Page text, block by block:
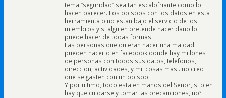
tema “seguridad” sea tan escalofriante como lo
hacen parecer. Los obispos con los datos en esta
herramienta o no estan bajo el servicio de los
miembros y si alguien pretende hacer daño lo
puede hacer de todas formas.
Las personas que quieran hacer una maldad
pueden hacerlo en facebook donde hay millones
de personas con todos sus datos, telefonos,
direccion, actividades, y mil cosas mas.. no creo
que se gasten con un obispo.
Y por ultimo, todo esta en manos del Señor, si bien
hay que cuidarse y tomar las precauciones, no?